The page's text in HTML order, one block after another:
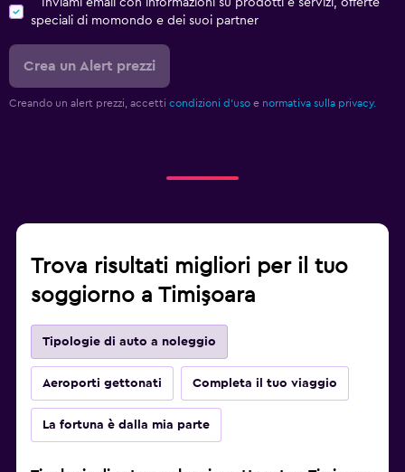
Inviami email con informazioni su prodotti e servizi, offerte
speciali di momondo e dei suoi partner
Crea un Alert prezzi
Creando un alert prezzi, accetti condizioni d'uso e normativa sulla privacy.
Trova risultati migliori per il tuo
soggiorno a Timişoara
Tipologie di auto a noleggio
Aeroporti gettonati Completa il tuo viaggio
La fortuna è dalla mia parte